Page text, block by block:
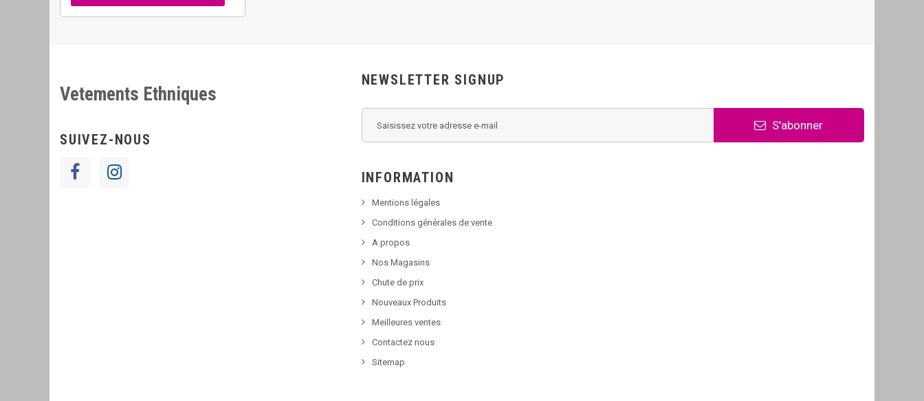
Vetements Ethniques
SUIVEZ-NOUS
NEWSLETTER SIGNUP
S'abonner
INFORMATION
Mentions légales
Conditions générales de vente
A propos
Nos Magasins
Chute de prix
Nouveaux Produits
Meilleures ventes
Contactez nous
Sitemap